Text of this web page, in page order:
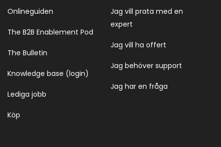
Onlineguiden
The B2B Enablement Pod
The Bulletin
Knowledge base (login)
Lediga jobb
Köp
Jag vill prata med en
expert
Jag vill ha offert
Jag behöver support
Jag har en fråga